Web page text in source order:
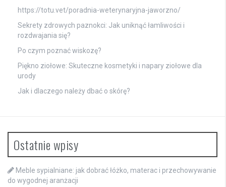
https://totu.vet/poradnia-weterynaryjna-jaworzno/
Sekrety zdrowych paznokci: Jak uniknąć łamliwości i
rozdwajania się?
Po czym poznać wiskozę?
Piękno ziołowe: Skuteczne kosmetyki i napary ziołowe dla
urody
Jak i dlaczego należy dbać o skórę?
Ostatnie wpisy
Meble sypialniane: jak dobrać łóżko, materac i przechowywanie
do wygodnej aranżacji